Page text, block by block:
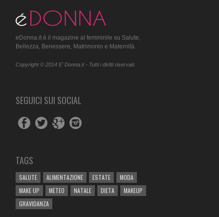
eDonna.it è il magazine al femminile su Salute,
Bellezza, Benessere, Matrimonio e Maternità.
Copyright © 2014 E' Donna.it - Tutti i diritti riservati.
SEGUICI SUI SOCIAL
TAGS
SALUTE ALIMENTAZIONE ESTATE
MODA
MAKE UP
METEO NATALE DIETA
MAKEUP
GRAVIDANZA